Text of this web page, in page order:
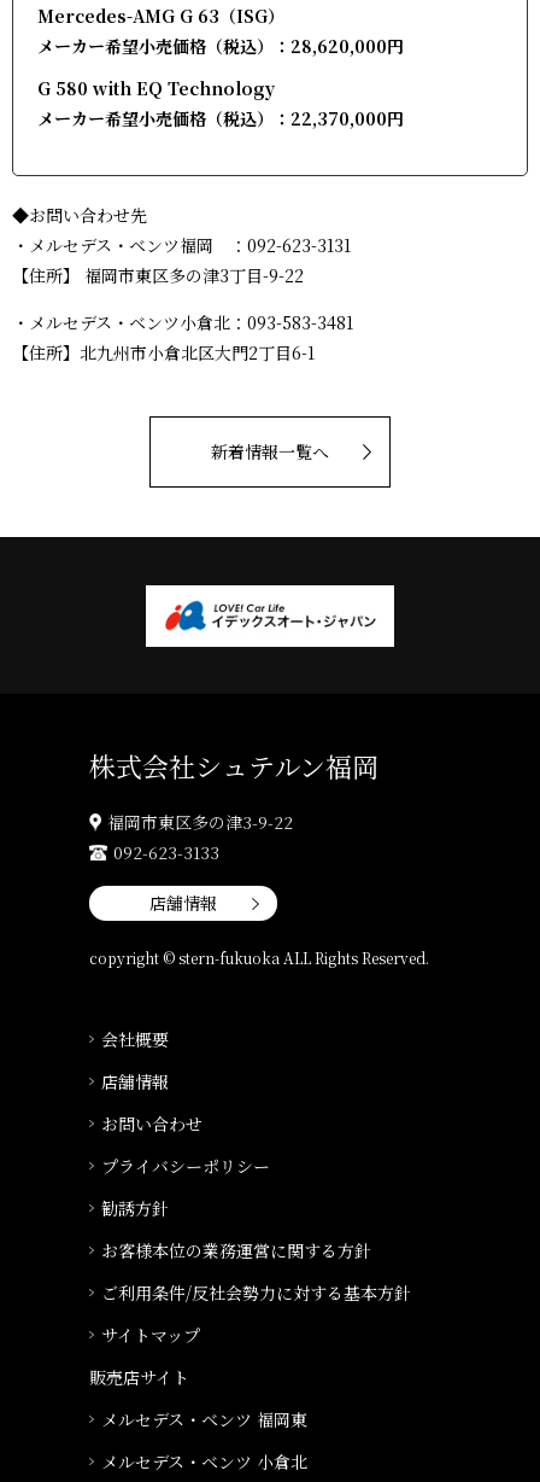
Mercedes-AMG G 63（ISG）
メーカー希望小売価格（税込）：28,620,000円
G 580 with EQ Technology
メーカー希望小売価格（税込）：22,370,000円
◆お問い合わせ先
・メルセデス・ベンツ福岡 ： 092-623-3131
【住所】 福岡市東区多の津3丁目-9-22
・メルセデス・ベンツ小倉北： 093-583-3481
【住所】北九州市小倉北区大門2丁目6-1
新着情報一覧へ
株式会社シュテルン福岡
福岡市東区多の津3-9-22
092-623-3133
店舗情報
copyright © stern-fukuoka ALL Rights Reserved.
会社概要
店舗情報
お問い合わせ
プライバシーポリシー
勧誘方針
お客様本位の業務運営に関する方針
ご利用条件/反社会勢力に対する基本方針
サイトマップ
販売店サイト
メルセデス・ベンツ 福岡東
メルセデス・ベンツ 小倉北